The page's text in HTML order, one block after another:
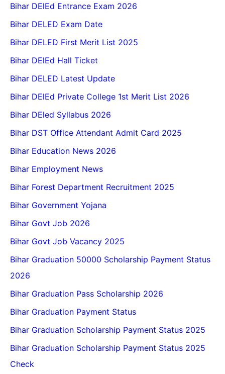
Bihar DElEd Entrance Exam 2026
Bihar DELED Exam Date
Bihar DELED First Merit List 2025
Bihar DElEd Hall Ticket
Bihar DELED Latest Update
Bihar DElEd Private College 1st Merit List 2026
Bihar DEled Syllabus 2026
Bihar DST Office Attendant Admit Card 2025
Bihar Education News 2026
Bihar Employment News
Bihar Forest Department Recruitment 2025
Bihar Government Yojana
Bihar Govt Job 2026
Bihar Govt Job Vacancy 2025
Bihar Graduation 50000 Scholarship Payment Status
2026
Bihar Graduation Pass Scholarship 2026
Bihar Graduation Payment Status
Bihar Graduation Scholarship Payment Status 2025
Bihar Graduation Scholarship Payment Status 2025
Check